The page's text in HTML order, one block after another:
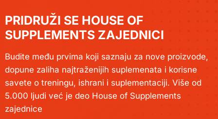
PRIDRUŽI SE HOUSE OF
SUPPLEMENTS ZAJEDNICI
Budite među prvima koji saznaju za nove proizvode,
dopune zaliha najtraženijih suplemenata i korisne
savete o treningu, ishrani i suplementaciji. Više od
5.000 ljudi već je deo House of Supplements
zajednice